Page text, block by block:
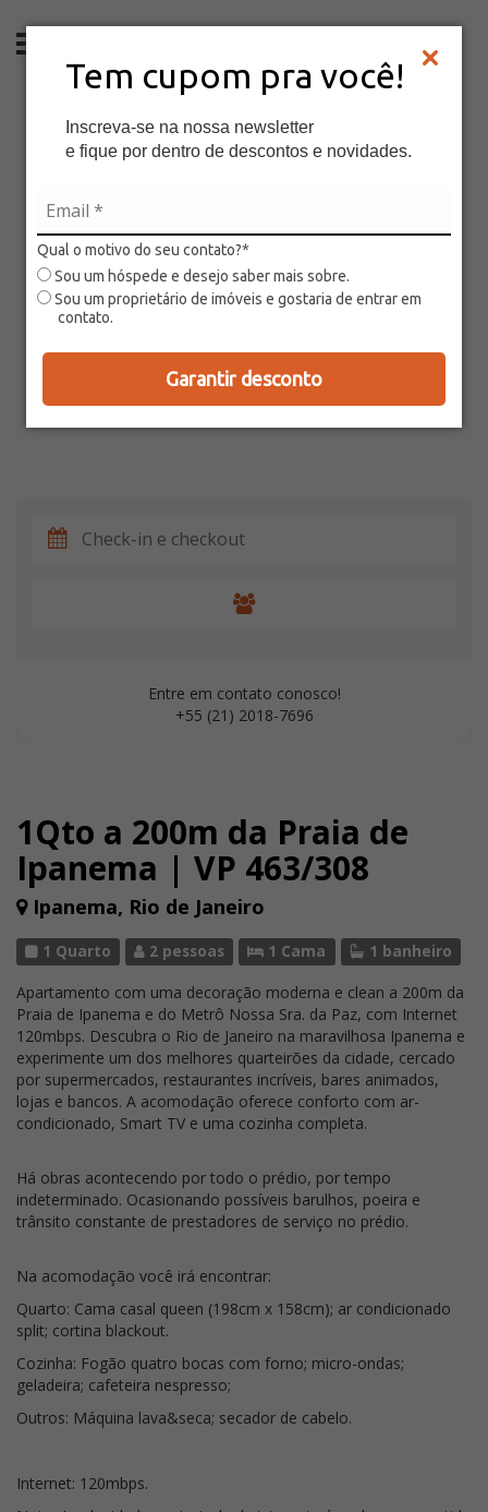
Tem cupom pra você!
Inscreva-se na nossa newsletter
e fique por dentro de descontos e novidades.
Qual o motivo do seu contato?*
Sou um hóspede e desejo saber mais sobre.
Sou um proprietário de imóveis e gostaria de entrar em
contato.
Garantir desconto
1Qto a 200m da Praia de
Ipanema | VP 463/308
Ipanema, Rio de Janeiro
1 Quarto 2 pessoas 1 Cama 1 banheiro
Apartamento com uma decoração moderna e clean a 200m da
Praia de Ipanema e do Metrô Nossa Sra. da Paz, com Internet
120mbps. Descubra o Rio de Janeiro na maravilhosa Ipanema e
experimente um dos melhores quarteirões da cidade, cercado
por supermercados, restaurantes incríveis, bares animados,
lojas e bancos. A acomodação oferece conforto com ar-
condicionado, Smart TV e uma cozinha completa.
Há obras acontecendo por todo o prédio, por tempo
indeterminado. Ocasionando possíveis barulhos, poeira e
trânsito constante de prestadores de serviço no prédio.
Na acomodação você irá encontrar:
Quarto: Cama casal queen (198cm x 158cm); ar condicionado
split; cortina blackout.
Cozinha: Fogão quatro bocas com forno; micro-ondas;
geladeira; cafeteira nespresso;
Outros: Máquina lava&seca; secador de cabelo.
Internet: 120mbps.
Entre em contato conosco!
+55 (21) 2018-7696